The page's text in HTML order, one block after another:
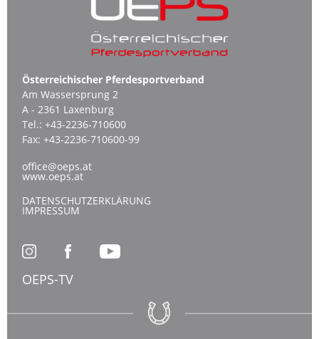
Österreichischer Pferdesportverband
Am Wassersprung 2
A - 2361 Laxenburg
Tel.: +43-2236-710600
Fax: +43-2236-710600-99
office@oeps.at
www.oeps.at
DATENSCHUTZERKLÄRUNG
IMPRESSUM
OEPS-TV